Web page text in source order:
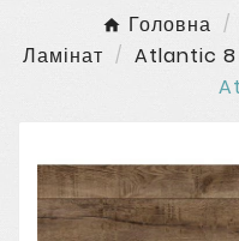
Головна
Ламінат
Atlantic 8